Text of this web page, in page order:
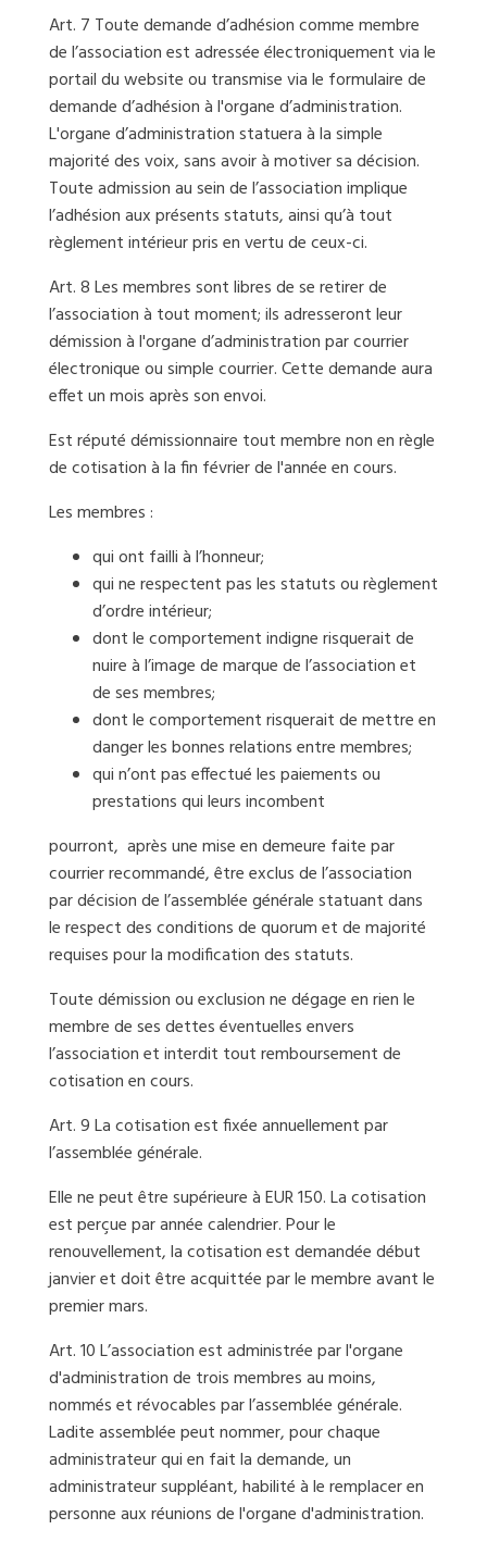
Art. 7 Toute demande d’adhésion comme membre
de l’association est adressée électroniquement via le
portail du website ou transmise via le formulaire de
demande d’adhésion à l'organe d’administration.
L'organe d’administration statuera à la simple
majorité des voix, sans avoir à motiver sa décision.
Toute admission au sein de l’association implique
l’adhésion aux présents statuts, ainsi qu’à tout
règlement intérieur pris en vertu de ceux-ci.
Art. 8 Les membres sont libres de se retirer de
l’association à tout moment; ils adresseront leur
démission à l'organe d’administration par courrier
électronique ou simple courrier. Cette demande aura
effet un mois après son envoi.
Est réputé démissionnaire tout membre non en règle
de cotisation à la fin février de l'année en cours.
Les membres :
qui ont failli à l’honneur;
qui ne respectent pas les statuts ou règlement
d’ordre intérieur;
dont le comportement indigne risquerait de
nuire à l’image de marque de l’association et
de ses membres;
dont le comportement risquerait de mettre en
danger les bonnes relations entre membres;
qui n’ont pas effectué les paiements ou
prestations qui leurs incombent
pourront, après une mise en demeure faite par
courrier recommandé, être exclus de l’association
par décision de l’assemblée générale statuant dans
le respect des conditions de quorum et de majorité
requises pour la modification des statuts.
Toute démission ou exclusion ne dégage en rien le
membre de ses dettes éventuelles envers
l’association et interdit tout remboursement de
cotisation en cours.
Art. 9 La cotisation est fixée annuellement par
l’assemblée générale.
Elle ne peut être supérieure à EUR 150. La cotisation
est perçue par année calendrier. Pour le
renouvellement, la cotisation est demandée début
janvier et doit être acquittée par le membre avant le
premier mars.
Art. 10 L’association est administrée par l'organe
d'administration de trois membres au moins,
nommés et révocables par l’assemblée générale.
Ladite assemblée peut nommer, pour chaque
administrateur qui en fait la demande, un
administrateur suppléant, habilité à le remplacer en
personne aux réunions de l'organe d'administration.